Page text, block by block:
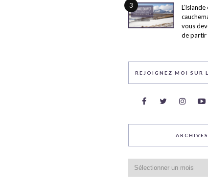
3
vous
de partir
REJOIGNEZ MOI SUR
ARCHIVES